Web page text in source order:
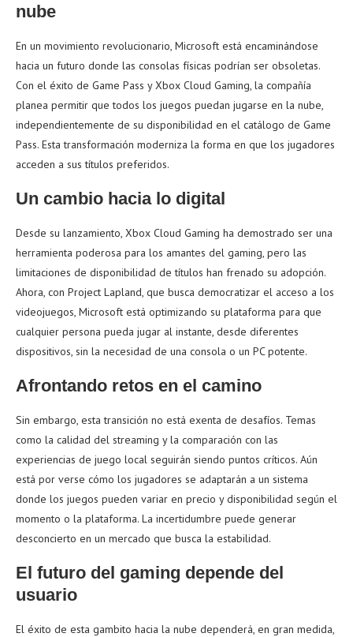
nube
En un movimiento revolucionario, Microsoft está encaminándose
hacia un futuro donde las consolas físicas podrían ser obsoletas.
Con el éxito de Game Pass y Xbox Cloud Gaming, la compañía
planea permitir que todos los juegos puedan jugarse en la nube,
independientemente de su disponibilidad en el catálogo de Game
Pass. Esta transformación moderniza la forma en que los jugadores
acceden a sus títulos preferidos.
Un cambio hacia lo digital
Desde su lanzamiento, Xbox Cloud Gaming ha demostrado ser una
herramienta poderosa para los amantes del gaming, pero las
limitaciones de disponibilidad de títulos han frenado su adopción.
Ahora, con Project Lapland, que busca democratizar el acceso a los
videojuegos, Microsoft está optimizando su plataforma para que
cualquier persona pueda jugar al instante, desde diferentes
dispositivos, sin la necesidad de una consola o un PC potente.
Afrontando retos en el camino
Sin embargo, esta transición no está exenta de desafíos. Temas
como la calidad del streaming y la comparación con las
experiencias de juego local seguirán siendo puntos críticos. Aún
está por verse cómo los jugadores se adaptarán a un sistema
donde los juegos pueden variar en precio y disponibilidad según el
momento o la plataforma. La incertidumbre puede generar
desconcierto en un mercado que busca la estabilidad.
El futuro del gaming depende del
usuario
El éxito de esta gambito hacia la nube dependerá, en gran medida,